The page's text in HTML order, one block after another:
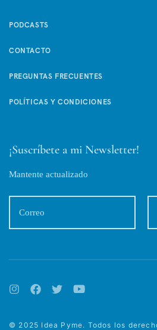
PODCASTS
CONTACTO
PREGUNTAS FRECUENTES
POLÍTICAS Y CONDICIONES
¡Suscríbete a mi Newsletter!
Mantente actualizado
© 2025 Idea Pyme. Todos los